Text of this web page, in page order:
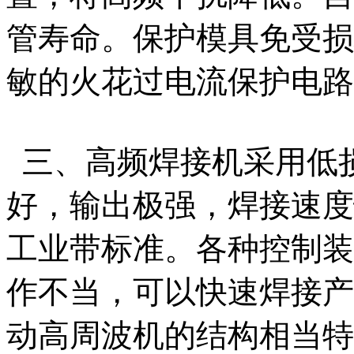
管寿命。保护模具免受
敏的火花过电流保护电
三、高频焊接机采用低
好，输出极强，焊接速
工业带标准。各种控制
作不当，可以快速焊接
动高周波机的结构相当